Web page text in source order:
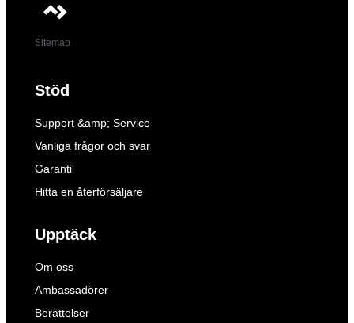
Sitemap
Stöd
Support &amp; Service
Vanliga frågor och svar
Garanti
Hitta en återförsäljare
Upptäck
Om oss
Ambassadörer
Berättelser